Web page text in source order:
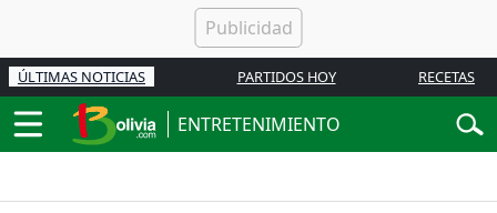
ÚLTIMAS NOTICIAS PARTIDOS HOY RECETAS
ENTRETENIMIENTO